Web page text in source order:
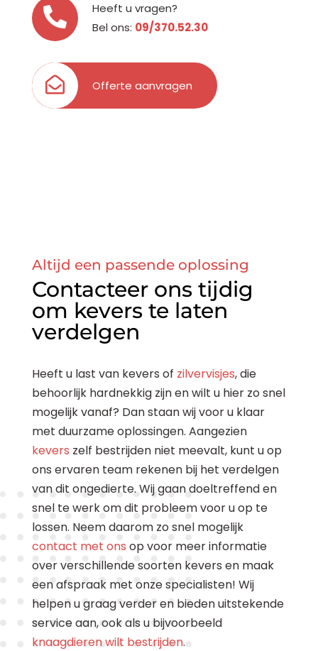
Heeft u vragen?
Bel ons: 09/370.52.30
Offerte aanvragen
Altijd een passende oplossing
Contacteer ons tijdig
om kevers te laten
verdelgen
Heeft u last van kevers of zilvervisjes, die
behoorlijk hardnekkig zijn en wilt u hier zo snel
mogelijk vanaf? Dan staan wij voor u klaar
met duurzame oplossingen. Aangezien
kevers zelf bestrijden niet meevalt, kunt u op
ons ervaren team rekenen bij het verdelgen
van dit ongedierte. Wij gaan doeltreffend en
snel te werk om dit probleem voor u op te
lossen. Neem daarom zo snel mogelijk
contact met ons op voor meer informatie
over verschillende soorten kevers en maak
een afspraak met onze specialisten! Wij
helpen u graag verder en bieden uitstekende
service aan, ook als u bijvoorbeeld
knaagdieren wilt bestrijden.